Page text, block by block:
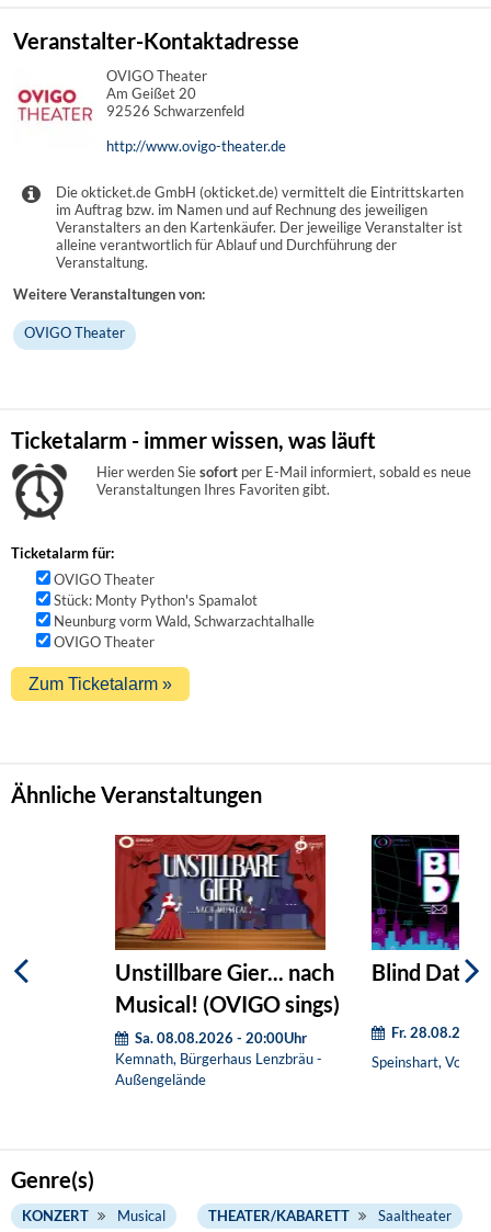
Veranstalter-Kontaktadresse
OVIGO Theater
Am Geißet 20
92526 Schwarzenfeld
http://www.ovigo-theater.de
Die okticket.de GmbH (okticket.de) vermittelt die Eintrittskarten
im Auftrag bzw. im Namen und auf Rechnung des jeweiligen
Veranstalters an den Kartenkäufer. Der jeweilige Veranstalter ist
alleine verantwortlich für Ablauf und Durchführung der
Veranstaltung.
Weitere Veranstaltungen von:
OVIGO Theater
Ticketalarm - immer wissen, was läuft
Hier werden Siesofort per E-Mail informiert, sobald es neue
Veranstaltungen Ihres Favoriten gibt.
Ticketalarm für:
OVIGO Theater
Stück: Monty Python's Spamalot
Neunburg vorm Wald, Schwarzachtalhalle
OVIGO Theater
Ähnliche Veranstaltungen
Unstillbare Gier... nach
Musical! (OVIGO sings)
Sa. 08.08.2026 - 20:00Uhr
Kemnath, Bürgerhaus Lenzbräu -
Außengelände
Blind Date
Fr.
Speinshart,
Genre(s)
KONZERT Musical THEATER/KABARETT Saaltheater